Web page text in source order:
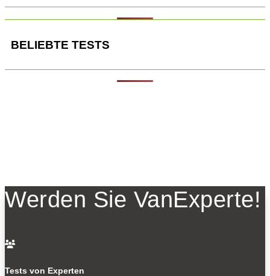
BELIEBTE TESTS
Werden Sie VanExperte!

Tests von Experten